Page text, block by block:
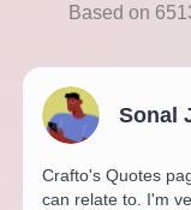
Based on
Sonal
Crafto's Quotes
can relate to. I'm